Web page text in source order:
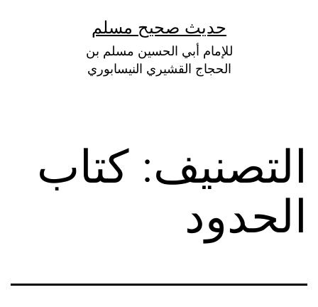
حديث صحيح مسلم
للإمام أبي الحسين مسلم بن
الحجاج القشيري النيسابوري
التصنيف:كتاب
الحدود